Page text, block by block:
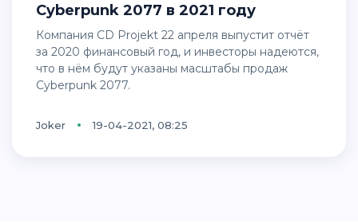
Cyberpunk 2077 в 2021 году
Компания CD Projekt 22 апреля выпустит отчёт
за 2020 финансовый год, и инвесторы надеются,
что в нём будут указаны масштабы продаж
Cyberpunk 2077.
Joker 19-04-2021, 08:25